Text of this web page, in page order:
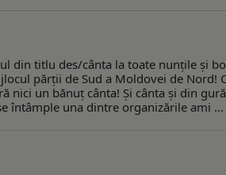
din titlu des/cânta la toate nunţile şi
părţii de Sud a Moldovei de Nord!
nici un bănuţ cânta! Şi cânta şi din
întâmple una dintre organizările ami ...